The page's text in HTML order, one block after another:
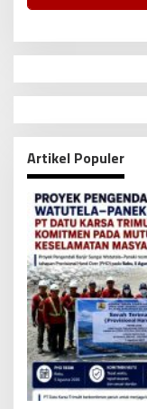
Artikel Populer